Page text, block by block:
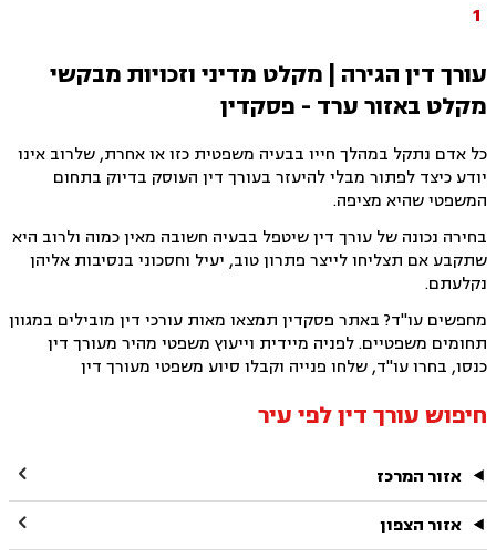
1
עורך דין הגירה | מקלט מדיני וזכויות מבקשי
מקלט באזור ערד - פסקדין
כל אדם נתקל במהלך חייו בבעיה משפטית כזו או אחרת, שלרוב אינו
יודע כיצד לפתור מבלי להיעזר בעורך דין העוסק בדיוק בתחום
המשפטי שהיא מציפה.
בחירה נכונה של עורך דין שיטפל בבעיה חשובה מאין כמוה ולרוב היא
שתקבע אם תצליחו לייצר פתרון טוב, יעיל וחסכוני בנסיבות אליהן
נקלעתם.
מחפשים עו"ד? באתר פסקדין תמצאו מאות עורכי דין מובילים במגוון
תחומים משפטיים. לפניה מיידית וייעוץ משפטי מהיר מעורך דין
כנסו, בחרו עו"ד, שלחו פנייה וקבלו סיוע משפטי מעורך דין
חיפוש עורך דין לפי עיר
אזור המרכז 
אזור הצפון 